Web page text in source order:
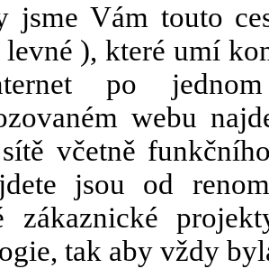
jsme Vám touto
levné ), které umí
po
webu
včetně
jsou od
zákaznické
tak aby vždy